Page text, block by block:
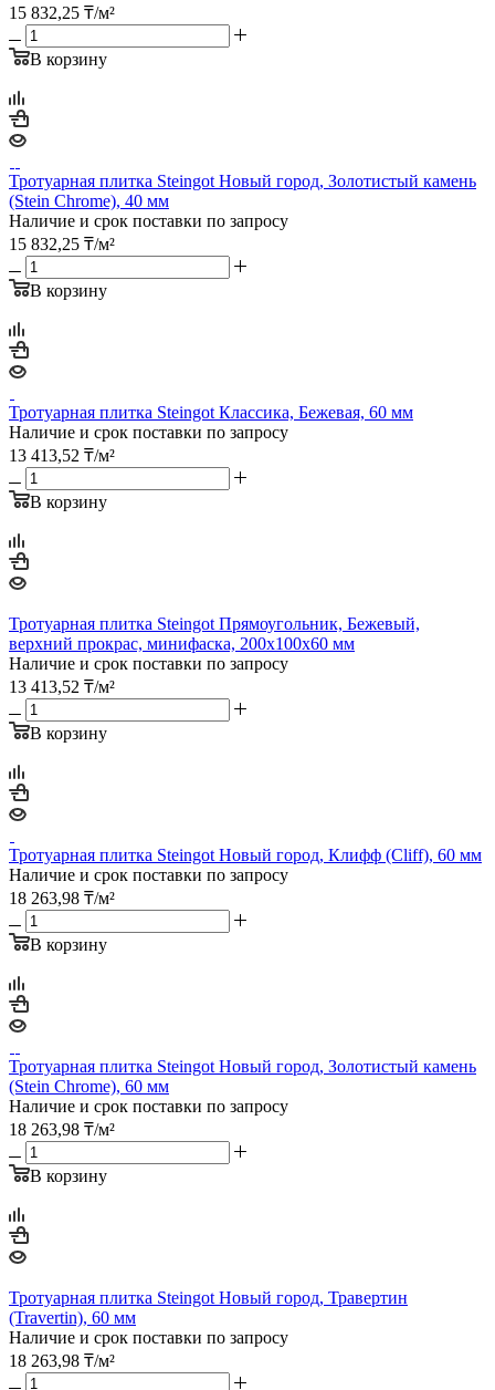
15 832,25 ₸/м²
В корзину
Тротуарная плитка Steingot Новый город, Золотистый камень
(Stein Chrome), 40 мм
Наличие и срок поставки по запросу
15 832,25 ₸/м²
В корзину
Тротуарная плитка Steingot Классика, Бежевая, 60 мм
Наличие и срок поставки по запросу
13 413,52 ₸/м²
В корзину
Тротуарная плитка Steingot Прямоугольник, Бежевый,
верхний прокрас, минифаска, 200х100х60 мм
Наличие и срок поставки по запросу
13 413,52 ₸/м²
В корзину
Тротуарная плитка Steingot Новый город, Клифф (Cliff), 60 мм
Наличие и срок поставки по запросу
18 263,98 ₸/м²
В корзину
Тротуарная плитка Steingot Новый город, Золотистый камень
(Stein Chrome), 60 мм
Наличие и срок поставки по запросу
18 263,98 ₸/м²
В корзину
Тротуарная плитка Steingot Новый город, Травертин
(Travertin), 60 мм
Наличие и срок поставки по запросу
18 263,98 ₸/м²